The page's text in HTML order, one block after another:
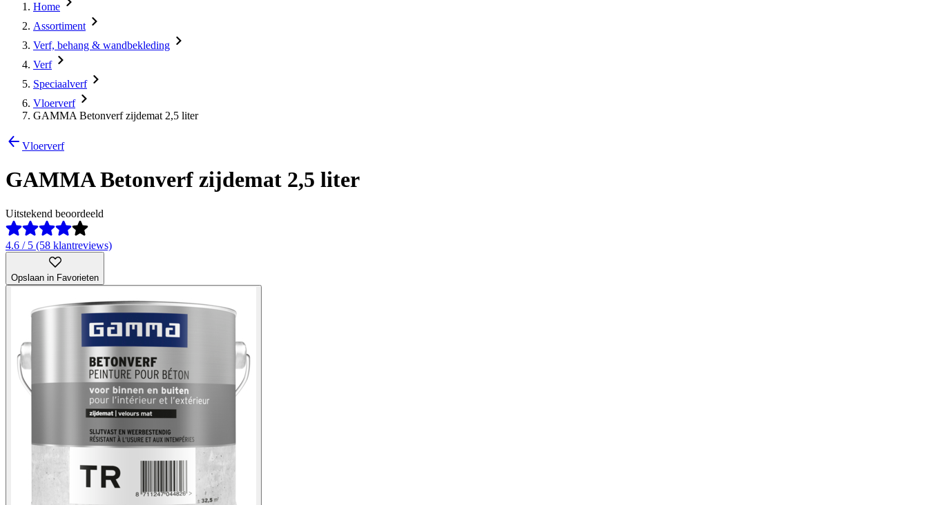
Home
Assortiment
Verf, behang & wandbekleding
Verf
Speciaalverf
Vloerverf
GAMMA Betonverf zijdemat 2,5 liter
Vloerverf
GAMMA Betonverf zijdemat 2,5 liter
Uitstekend beoordeeld
4.6 / 5 (58 klantreviews)
Opslaan in Favorieten